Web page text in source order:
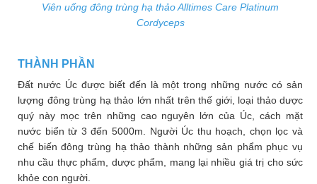
Viên uống đông trùng hạ thảo Alltimes Care Platinum
Cordyceps
THÀNH PHẦN
Đất nước Úc được biết đến là một trong những nước có sản
lượng đông trùng hạ thảo lớn nhất trên thế giới, loại thảo dược
quý này mọc trên những cao nguyên lớn của Úc, cách mặt
nước biển từ 3 đến 5000m. Người Úc thu hoạch, chọn lọc và
chế biến đông trùng hạ thảo thành những sản phẩm phục vụ
nhu cầu thực phẩm, dược phẩm, mang lại nhiều giá trị cho sức
khỏe con người.